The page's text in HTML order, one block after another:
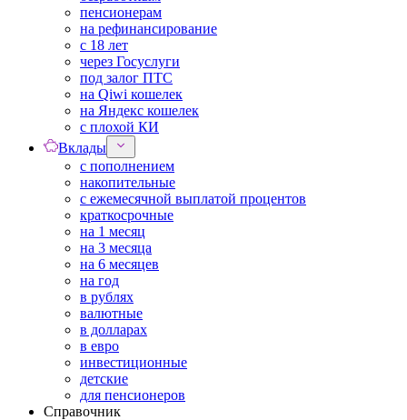
пенсионерам
на рефинансирование
с 18 лет
через Госуслуги
под залог ПТС
на Qiwi кошелек
на Яндекс кошелек
с плохой КИ
Вклады
с пополнением
накопительные
с ежемесячной выплатой процентов
краткосрочные
на 1 месяц
на 3 месяца
на 6 месяцев
на год
в рублях
валютные
в долларах
в евро
инвестиционные
детские
для пенсионеров
Справочник